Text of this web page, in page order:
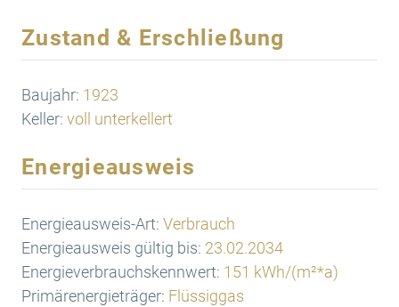
Zustand & Erschließung
Baujahr: 1923
Keller: voll unterkellert
Energieausweis
Energieausweis-Art: Verbrauch
Energieausweis gültig bis: 23.02.2034
Energieverbrauchskennwert: 151 kWh/(m²*a)
Primärenergieträger: Flüssiggas